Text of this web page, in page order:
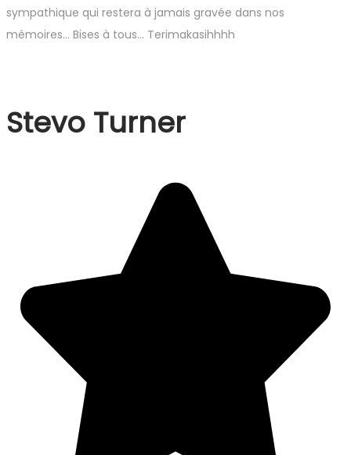
sympathique qui restera à jamais gravée dans nos
mémoires… Bises à tous… Terimakasihhhh
Stevo Turner